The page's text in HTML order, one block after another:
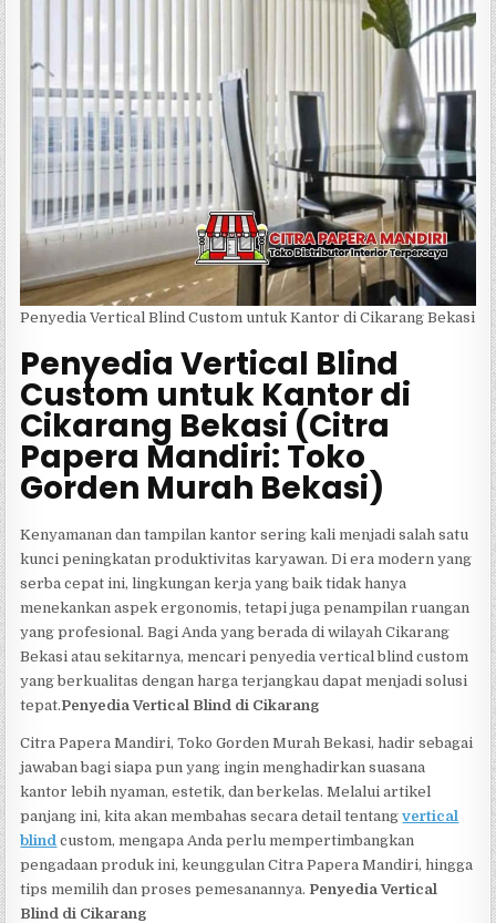
Penyedia Vertical Blind Custom untuk Kantor di Cikarang Bekasi
Penyedia Vertical Blind
Custom untuk Kantor di
Cikarang Bekasi (Citra
Papera Mandiri: Toko
Gorden Murah Bekasi)
Kenyamanan dan tampilan kantor sering kali menjadi salah satu
kunci peningkatan produktivitas karyawan. Di era modern yang
serba cepat ini, lingkungan kerja yang baik tidak hanya
menekankan aspek ergonomis, tetapi juga penampilan ruangan
yang profesional. Bagi Anda yang berada di wilayah Cikarang
Bekasi atau sekitarnya, mencari penyedia vertical blind custom
yang berkualitas dengan harga terjangkau dapat menjadi solusi
tepat.Penyedia Vertical Blind di Cikarang
Citra Papera Mandiri, Toko Gorden Murah Bekasi, hadir sebagai
jawaban bagi siapa pun yang ingin menghadirkan suasana
kantor lebih nyaman, estetik, dan berkelas. Melalui artikel
panjang ini, kita akan membahas secara detail tentangvertical
blind custom, mengapa Anda perlu mempertimbangkan
pengadaan produk ini, keunggulan Citra Papera Mandiri, hingga
tips memilih dan proses pemesanannya. Penyedia Vertical
Blind di Cikarang